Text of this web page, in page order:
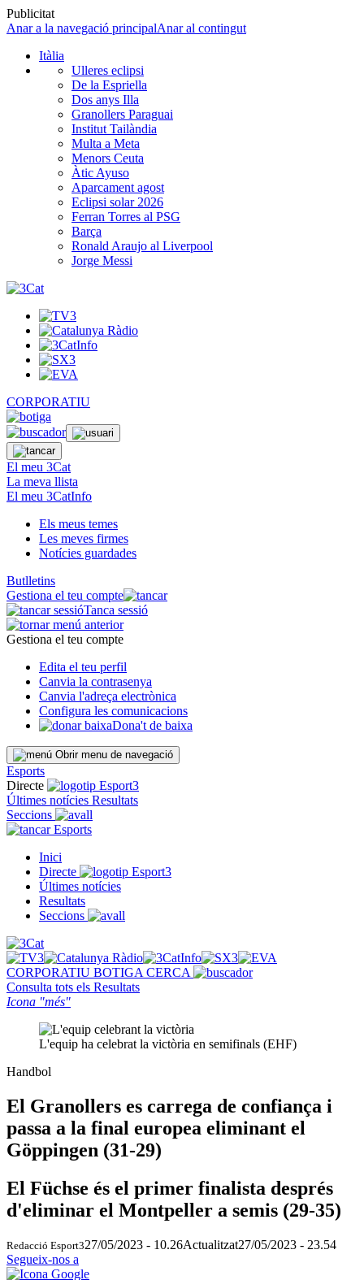
Publicitat
Anar a la navegació principalAnar al contingut
Itàlia
Ulleres eclipsi
De la Espriella
Dos anys Illa
Granollers Paraguai
Institut Tailàndia
Multa a Meta
Menors Ceuta
Àtic Ayuso
Aparcament agost
Eclipsi solar 2026
Ferran Torres al PSG
Barça
Ronald Araujo al Liverpool
Jorge Messi
CORPORATIU
El meu 3Cat
La meva llista
El meu 3CatInfo
Els meus temes
Les meves firmes
Notícies guardades
Butlletins
Gestiona el teu compte
Tanca sessió
Gestiona el teu compte
Edita el teu perfil
Canvia la contrasenya
Canvia l'adreça electrònica
Configura les comunicacions
Dona't de baixa
Obrir menu de navegació
Esports
Directe
Últimes notícies Resultats
Seccions
Esports
Inici
Directe
Últimes notícies
Resultats
Seccions
CORPORATIU BOTIGA CERCA
Consulta tots els Resultats
Icona "més"
L'equip ha celebrat la victòria en semifinals (EHF)
Handbol
El Granollers es carrega de confiança i
passa a la final europea eliminant el
Göppingen (31-29)
El Füchse és el primer finalista després
d'eliminar el Montpeller a semis (29-35)
Redacció Esport327/05/2023 - 10.26Actualitzat27/05/2023 - 23.54
Segueix-nos a